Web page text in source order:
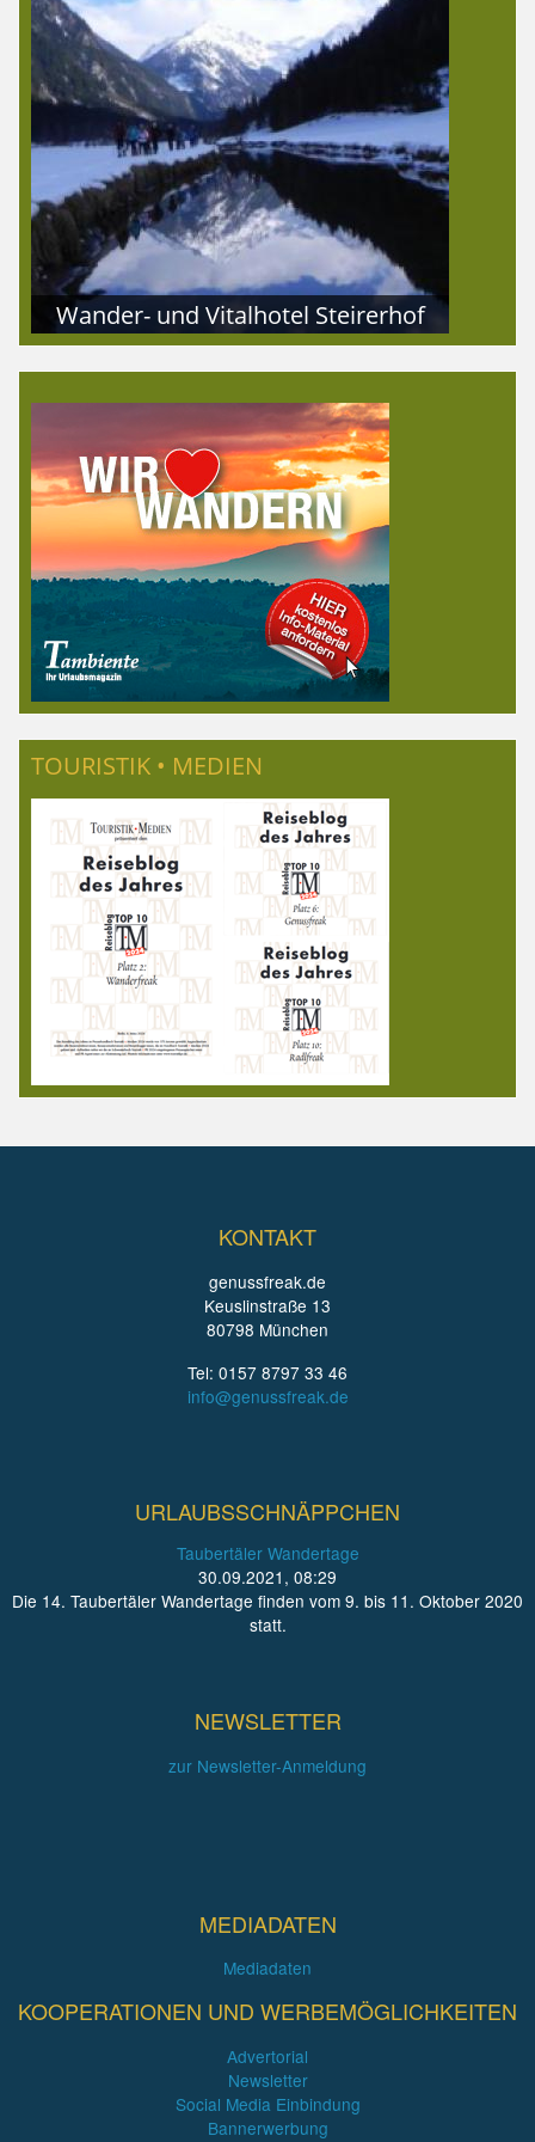
Wander- und Vitalhotel Steirerhof
TOURISTIK • MEDIEN
KONTAKT
genussfreak.de
Keuslinstraße 13
80798 München
Tel: 0157 8797 33 46
info@genussfreak.de
URLAUBSSCHNÄPPCHEN
Taubertäler Wandertage
30.09.2021, 08:29
Die 14. Taubertäler Wandertage finden vom 9. bis 11. Oktober 2020
statt.
NEWSLETTER
zur Newsletter-Anmeldung
MEDIADATEN
Mediadaten
KOOPERATIONEN UND WERBEMÖGLICHKEITEN
Advertorial
Newsletter
Social Media Einbindung
Bannerwerbung